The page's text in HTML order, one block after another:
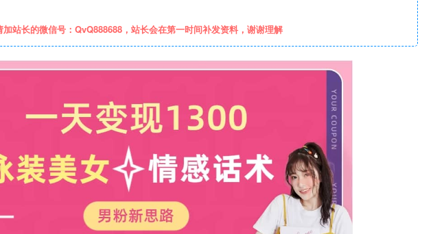
站长的微信号：QvQ888688，站长会在第一时间补发资料，谢谢理解